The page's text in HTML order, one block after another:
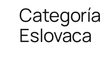
Eslovaca